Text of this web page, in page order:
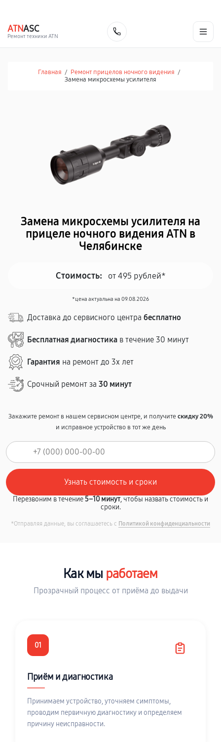
ATNASC
Ремонт техники ATN
Главная / Ремонт прицелов ночного видения /
Замена микросхемы усилителя
Замена микросхемы усилителя на
прицеле ночного видения ATN в
Челябинске
Стоимость: от 495 рублей*
*цена актуальна на 09.08.2026
Доставка до сервисного центра бесплатно
Бесплатная диагностика в течение 30 минут
Гарантия на ремонт до 3х лет
Срочный ремонт за 30 минут
Закажите ремонт в нашем сервисном центре, и получитескидку 20%
и исправное устройство в тот же день
Перезвоним в течение5–10 минут, чтобы назвать стоимость и
сроки.
*Отправляя данные, вы соглашаетесь с Политикой конфиденциальности
Как мы работаем
Прозрачный процесс от приёма до выдачи
01
Приём и диагностика
Принимаем устройство, уточняем симптомы,
проводим первичную диагностику и определяем
причину неисправности.